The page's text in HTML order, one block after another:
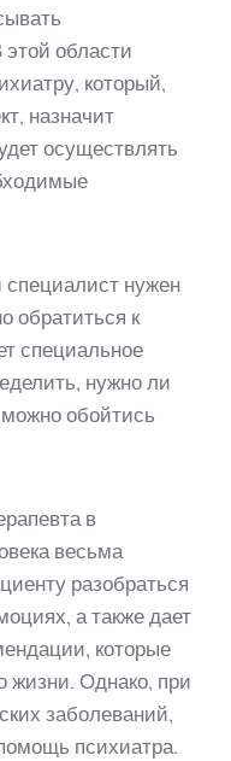
области
который,
назначит
осуществлять
специалист нужен
обратиться к
специальное
нужно ли
обойтись
в
весьма
разобраться
а также дает
которые
жизни. Однако, при
заболеваний,
психиатра.